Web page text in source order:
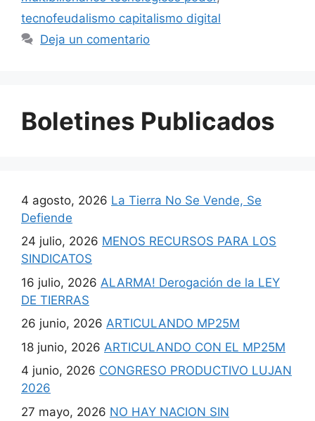
tecnofeudalismo capitalismo digital
Deja un comentario
Boletines Publicados
4 agosto, 2026 La Tierra No Se Vende, Se
Defiende
24 julio, 2026 MENOS RECURSOS PARA LOS
SINDICATOS
16 julio, 2026 ALARMA! Derogación de la LEY
DE TIERRAS
26 junio, 2026 ARTICULANDO MP25M
18 junio, 2026 ARTICULANDO CON EL MP25M
4 junio, 2026 CONGRESO PRODUCTIVO LUJAN
2026
27 mayo, 2026 NO HAY NACION SIN